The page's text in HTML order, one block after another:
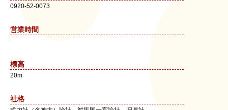
0920-52-0073
営業時間
-
標高
20m
社格